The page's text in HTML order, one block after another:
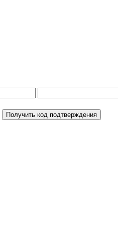
Получить код подтверждения